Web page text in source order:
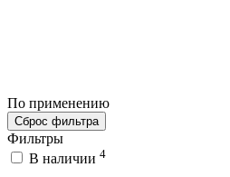
По применению
Сброс фильтра
Фильтры
В наличии 4